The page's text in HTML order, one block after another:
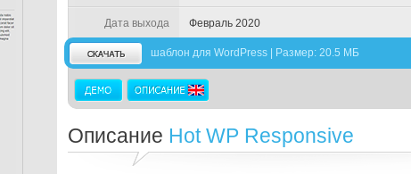
Дата выхода Февраль 2020
шаблон для WordPress | Размер: 20.5 МБ
Описание Hot WP Responsive